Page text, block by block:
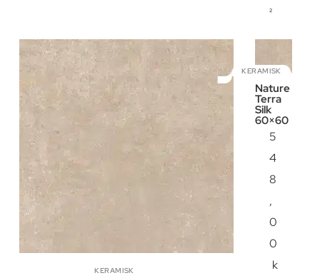
²
KERAMISK
KERAMISK
Nature
Terra
Silk
60×60
5
4
8
,
0
0
k